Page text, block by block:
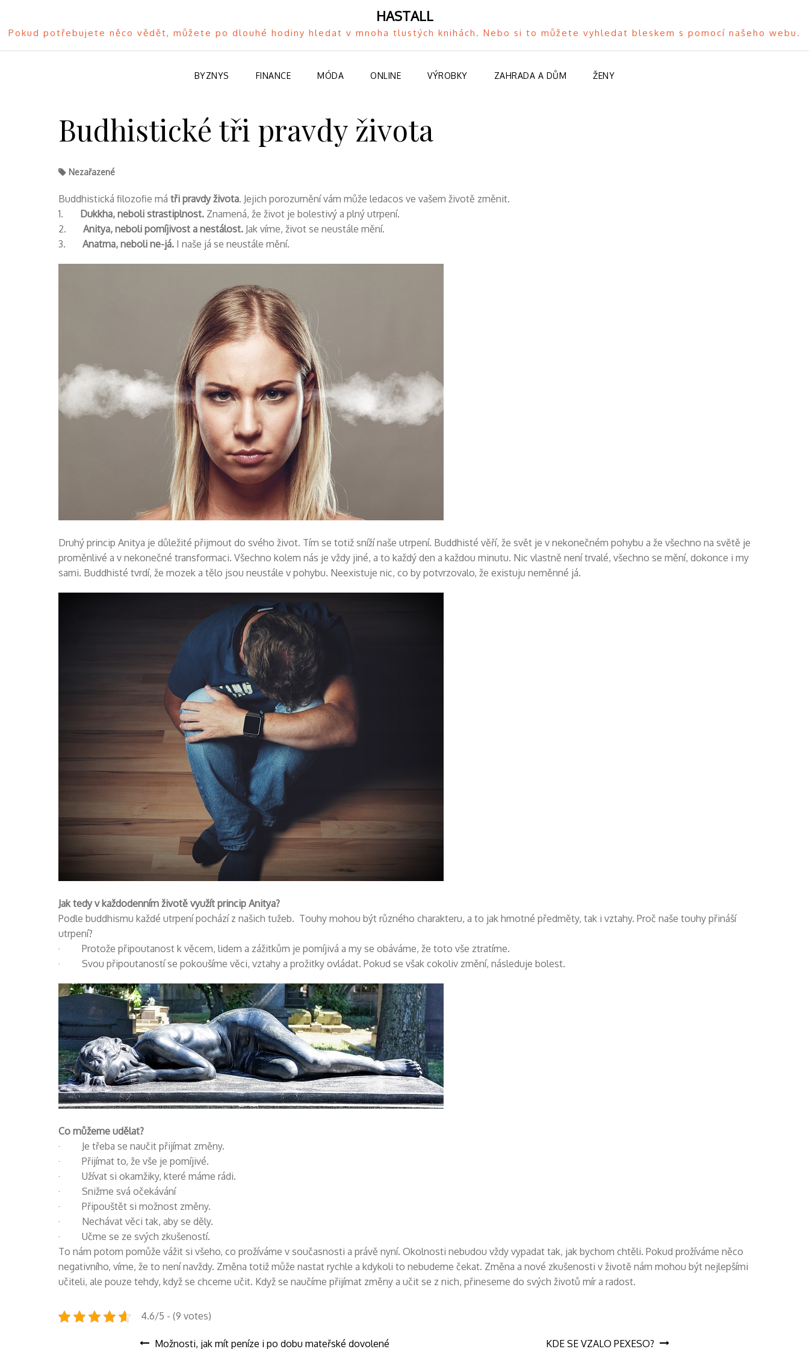
HASTALL
Pokud potřebujete něco vědět, můžete po dlouhé hodiny hledat v mnoha tlustých knihách. Nebo si to můžete vyhledat bleskem s pomocí našeho webu.
BYZNYS FINANCE MÓDA ONLINE VÝROBKY ZAHRADA A DŮM ŽENY
Budhistické tři pravdy života
Nezařazené
Buddhistická filozofie má tři pravdy života. Jejich porozumění vám může ledacos ve vašem životě změnit.
1. Dukkha, neboli strastiplnost. Znamená, že život je bolestivý a plný utrpení.
2. Anitya, neboli pomíjivost a nestálost. Jak víme, život se neustále mění.
3. Anatma, neboli ne-já. I naše já se neustále mění.
Druhý princip Anitya je důležité přijmout do svého život. Tím se totiž sníží naše utrpení. Buddhisté věří, že svět je v nekonečném pohybu a že všechno na světě je
proměnlivé a v nekonečné transformaci. Všechno kolem nás je vždy jiné, a to každý den a každou minutu. Nic vlastně není trvalé, všechno se mění, dokonce i my
sami. Buddhisté tvrdí, že mozek a tělo jsou neustále v pohybu. Neexistuje nic, co by potvrzovalo, že existuju neměnné já.
Jak tedy v každodenním životě využít princip Anitya?
Podle buddhismu každé utrpení pochází z našich tužeb. Touhy mohou být různého charakteru, a to jak hmotné předměty, tak i vztahy. Proč naše touhy přináší
utrpení?
· Protože připoutanost k věcem, lidem a zážitkům je pomíjivá a my se obáváme, že toto vše ztratíme.
· Svou připoutaností se pokoušíme věci, vztahy a prožitky ovládat. Pokud se však cokoliv změní, následuje bolest.
Co můžeme udělat?
· Je třeba se naučit přijímat změny.
· Přijímat to, že vše je pomíjivé.
· Užívat si okamžiky, které máme rádi.
· Snižme svá očekávání
· Připouštět si možnost změny.
· Nechávat věci tak, aby se děly.
· Učme se ze svých zkušeností.
To nám potom pomůže vážit si všeho, co prožíváme v současnosti a právě nyní. Okolnosti nebudou vždy vypadat tak, jak bychom chtěli. Pokud prožíváme něco
negativního, víme, že to není navždy. Změna totiž může nastat rychle a kdykoli to nebudeme čekat. Změna a nové zkušenosti v životě nám mohou být nejlepšími
učiteli, ale pouze tehdy, když se chceme učit. Když se naučíme přijímat změny a učit se z nich, přineseme do svých životů mír a radost.
4.6/5 - (9 votes)
Možnosti, jak mít peníze i po dobu mateřské dovolené KDE SE VZALO PEXESO?